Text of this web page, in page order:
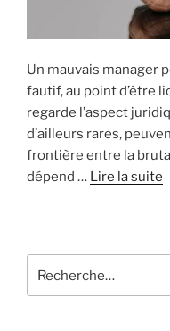
Un mauvais manager
fautif, au point d’être
regarde l’aspect
d’ailleurs rares,
frontière entre la
dépend … Lire la suite
pour